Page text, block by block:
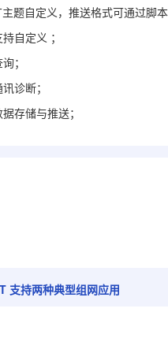
题自定义，推送格式可通过脚本
自定义 ；
；
诊断；
存储与推送；
支持两种典型组网应用